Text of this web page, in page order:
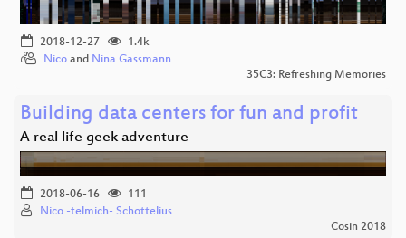
2018-12-27
1.4k
Nico and Nina Gassmann
35C3: Refreshing Memories
Building data centers for fun and profit
A real life geek adventure
2018-06-16
111
Nico -telmich- Schottelius
Cosin 2018